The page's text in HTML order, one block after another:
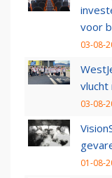
voor
03-08-
vlucht
03-08-
01-08-